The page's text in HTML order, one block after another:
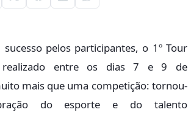
pelos participantes, o 1º Tour
realizado entre os dias 7 e 9 de
mais que uma competição: tornou-
do esporte e do talento